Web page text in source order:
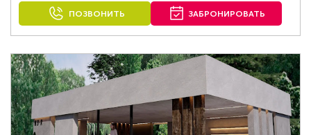
ПОЗВОНИТЬ ЗАБРОНИРОВАТЬ